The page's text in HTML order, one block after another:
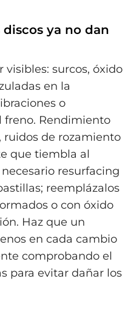
ya no dan
visibles: surcos, óxido
en la
o
freno. Rendimiento
de rozamiento
que tiembla al
resurfacing
reemplázalos
o con óxido
Haz que un
en cada cambio
comprobando el
para evitar dañar los